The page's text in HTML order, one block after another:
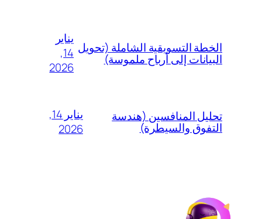
الخطة التسويقية الشاملة (تحويل
البيانات إلى أرباح ملموسة)
يناير
14,
2026
تحليل المنافسين (هندسة
التفوق والسيطرة)
يناير 14,
2026